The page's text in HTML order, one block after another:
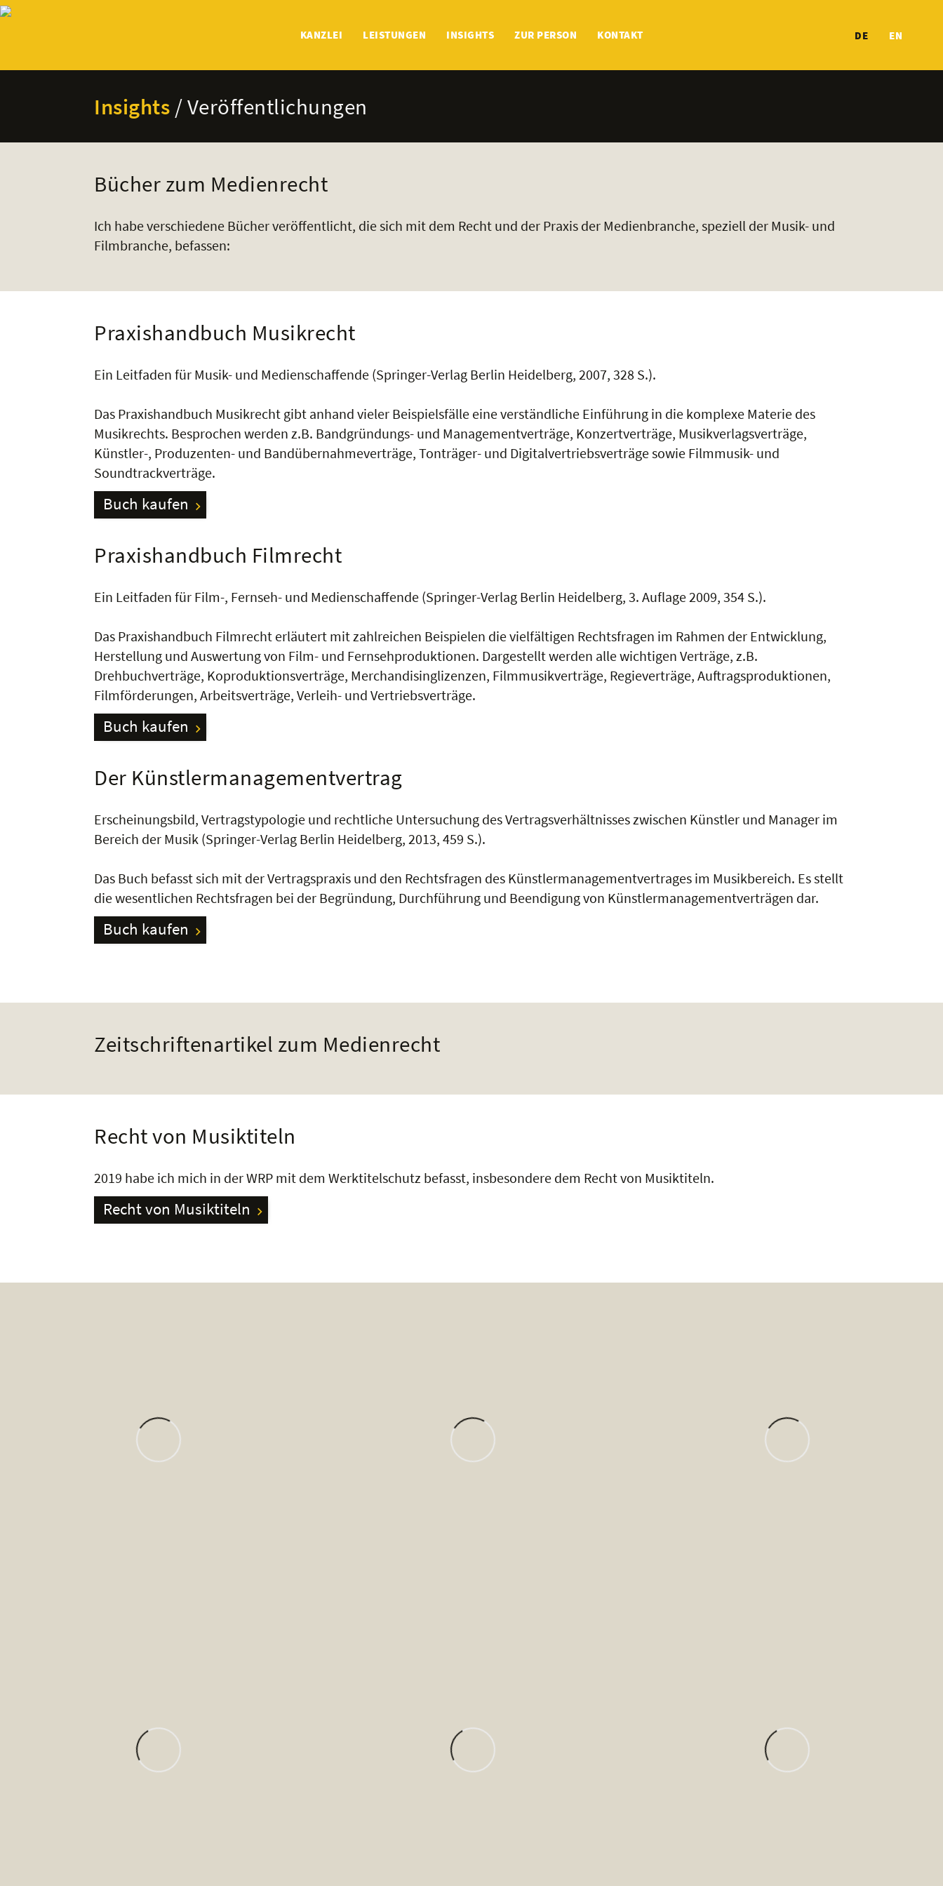
KANZLEI LEISTUNGEN INSIGHTS ZUR PERSON KONTAKT DE EN
Insights / Veröffentlichungen
Bücher zum Medienrecht
Ich habe verschiedene Bücher veröffentlicht, die sich mit dem Recht und der Praxis der Medienbranche, speziell der Musik- und
Filmbranche, befassen:
Praxishandbuch Musikrecht
Ein Leitfaden für Musik- und Medienschaffende (Springer-Verlag Berlin Heidelberg, 2007, 328 S.).
Das Praxishandbuch Musikrecht gibt anhand vieler Beispielsfälle eine verständliche Einführung in die komplexe Materie des
Musikrechts. Besprochen werden z.B. Bandgründungs- und Managementverträge, Konzertverträge, Musikverlagsverträge,
Künstler-, Produzenten- und Bandübernahmeverträge, Tonträger- und Digitalvertriebsverträge sowie Filmmusik- und
Soundtrackverträge.
Buch kaufen
Praxishandbuch Filmrecht
Ein Leitfaden für Film-, Fernseh- und Medienschaffende (Springer-Verlag Berlin Heidelberg, 3. Auflage 2009, 354 S.).
Das Praxishandbuch Filmrecht erläutert mit zahlreichen Beispielen die vielfältigen Rechtsfragen im Rahmen der Entwicklung,
Herstellung und Auswertung von Film- und Fernsehproduktionen. Dargestellt werden alle wichtigen Verträge, z.B.
Drehbuchverträge, Koproduktionsverträge, Merchandisinglizenzen, Filmmusikverträge, Regieverträge, Auftragsproduktionen,
Filmförderungen, Arbeitsverträge, Verleih- und Vertriebsverträge.
Buch kaufen
Der Künstlermanagementvertrag
Erscheinungsbild, Vertragstypologie und rechtliche Untersuchung des Vertragsverhältnisses zwischen Künstler und Manager im
Bereich der Musik (Springer-Verlag Berlin Heidelberg, 2013, 459 S.).
Das Buch befasst sich mit der Vertragspraxis und den Rechtsfragen des Künstlermanagementvertrages im Musikbereich. Es stellt
die wesentlichen Rechtsfragen bei der Begründung, Durchführung und Beendigung von Künstlermanagementverträgen dar.
Buch kaufen
Zeitschriftenartikel zum Medienrecht
Recht von Musiktiteln
2019 habe ich mich in der WRP mit dem Werktitelschutz befasst, insbesondere dem Recht von Musiktiteln.
Recht von Musiktiteln